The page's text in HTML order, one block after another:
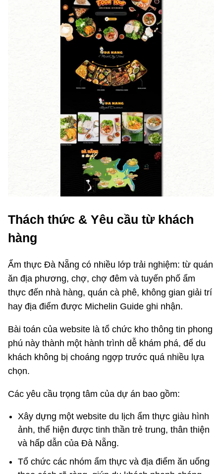
Thách thức & Yêu cầu từ khách
hàng
Ẩm thực Đà Nẵng có nhiều lớp trải nghiệm: từ quán
ăn địa phương, chợ, chợ đêm và tuyến phố ẩm
thực đến nhà hàng, quán cà phê, không gian giải trí
hay địa điểm được Michelin Guide ghi nhận.
Bài toán của website là tổ chức kho thông tin phong
phú này thành một hành trình dễ khám phá, để du
khách không bị choáng ngợp trước quá nhiều lựa
chọn.
Các yêu cầu trọng tâm của dự án bao gồm:
Xây dựng một website du lịch ẩm thực giàu hình
ảnh, thể hiện được tinh thần trẻ trung, thân thiện
và hấp dẫn của Đà Nẵng.
Tổ chức các nhóm ẩm thực và địa điểm ăn uống